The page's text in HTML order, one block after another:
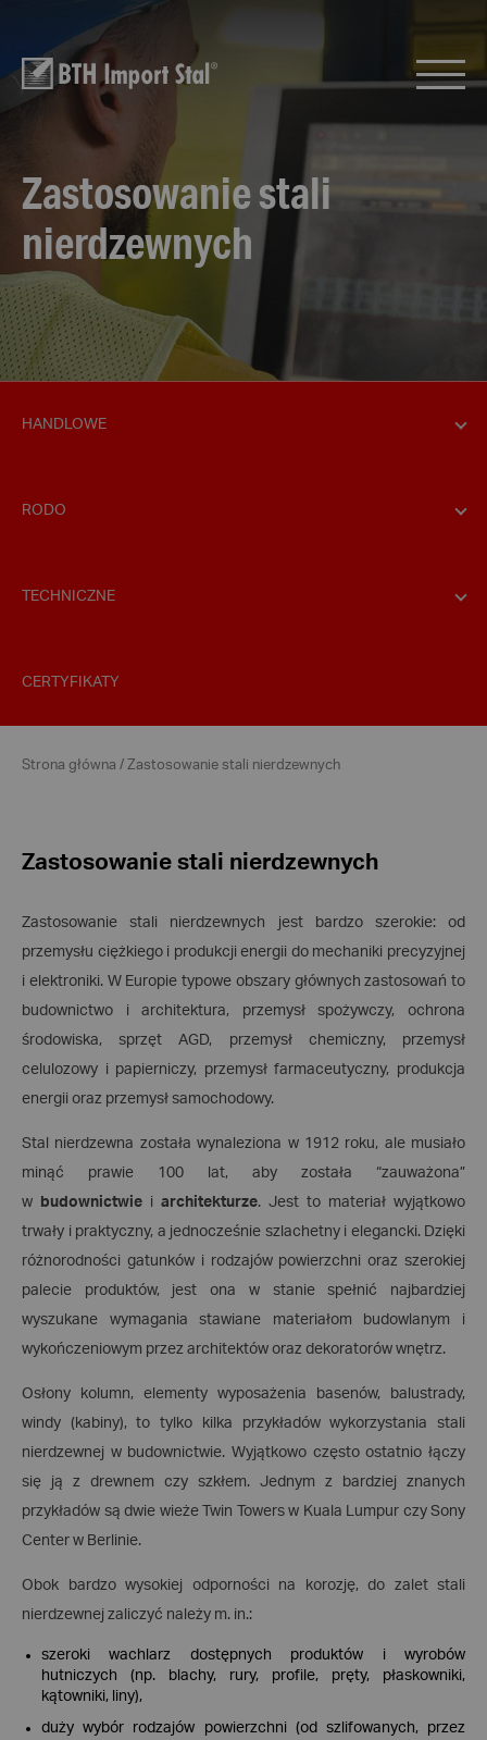
Zastosowanie stali
nierdzewnych
HANDLOWE
RODO
TECHNICZNE
CERTYFIKATY
Strona główna / Zastosowanie stali nierdzewnych
Zastosowanie stali nierdzewnych
Zastosowanie stali nierdzewnych jest bardzo szerokie: od
przemysłu ciężkiego i produkcji energii do mechaniki precyzyjnej
i elektroniki. W Europie typowe obszary głównych zastosowań to
budownictwo i architektura, przemysł spożywczy, ochrona
środowiska, sprzęt AGD, przemysł chemiczny, przemysł
celulozowy i papierniczy, przemysł farmaceutyczny, produkcja
energii oraz przemysł samochodowy.
Stal nierdzewna została wynaleziona w 1912 roku, ale musiało
minąć prawie 100 lat, aby została “zauważona”
w
budownictwie i architekturze. Jest to materiał wyjątkowo
trwały i praktyczny, a jednocześnie szlachetny i elegancki. Dzięki
różnorodności gatunków i rodzajów powierzchni oraz szerokiej
palecie produktów, jest ona w stanie spełnić najbardziej
wyszukane wymagania stawiane materiałom budowlanym i
wykończeniowym przez architektów oraz dekoratorów wnętrz.
Osłony kolumn, elementy wyposażenia basenów, balustrady,
windy (kabiny), to tylko kilka przykładów wykorzystania stali
nierdzewnej w budownictwie. Wyjątkowo często ostatnio łączy
się ją z drewnem czy szkłem. Jednym z bardziej znanych
przykładów są dwie wieże Twin Towers w Kuala Lumpur czy Sony
Center w Berlinie.
Obok bardzo wysokiej odporności na korozję, do zalet stali
nierdzewnej zaliczyć należy m. in.:
szeroki wachlarz dostępnych produktów i wyrobów
hutniczych (np. blachy, rury, profile, pręty, płaskowniki,
kątowniki, liny),
duży wybór rodzajów powierzchni (od szlifowanych, przez